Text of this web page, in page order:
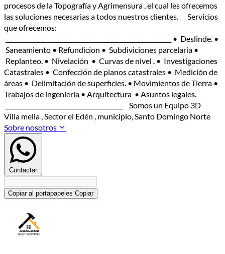
procesos de la Topografía y Agrimensura , el cual les ofrecemos
las soluciones necesarias a todos nuestros clientes. Servicios
que ofrecemos:
_______________________________________________________ • Deslinde. •
Saneamiento • Refundicion • Subdiviciones parcelaria •
Replanteo. • Nivelación • Curvas de nivel . • Investigaciones
Catastrales • Confección de planos catastrales • Medición de
áreas • Delimitación de superficies. • Movimientos de Tierra •
Trabajos de ingenieria • Arquitectura • Asuntos legales.
_______________________________________ Somos un Equipo 3D
Villa mella , Sector el Edén , municipio, Santo Domingo Norte
Sobre nosotros
Contactar
Copiar al portapapeles Copiar